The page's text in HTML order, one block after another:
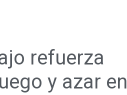
refuerza
y azar en